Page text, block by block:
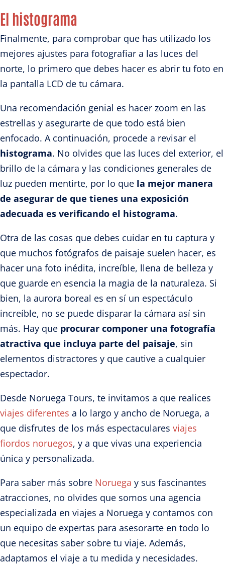
El histograma
Finalmente, para comprobar que has utilizado los
mejores ajustes para fotografiar a las luces del
norte, lo primero que debes hacer es abrir tu foto en
la pantalla LCD de tu cámara.
Una recomendación genial es hacer zoom en las
estrellas y asegurarte de que todo está bien
enfocado. A continuación, procede a revisar el
histograma. No olvides que las luces del exterior, el
brillo de la cámara y las condiciones generales de
luz pueden mentirte, por lo que la mejor manera
de asegurar de que tienes una exposición
adecuada es verificando el histograma.
Otra de las cosas que debes cuidar en tu captura y
que muchos fotógrafos de paisaje suelen hacer, es
hacer una foto inédita, increíble, llena de belleza y
que guarde en esencia la magia de la naturaleza. Si
bien, la aurora boreal es en sí un espectáculo
increíble, no se puede disparar la cámara así sin
más. Hay que procurar componer una fotografía
atractiva que incluya parte del paisaje, sin
elementos distractores y que cautive a cualquier
espectador.
Desde Noruega Tours, te invitamos a que realices
viajes diferentes a lo largo y ancho de Noruega, a
que disfrutes de los más espectaculares viajes
fiordos noruegos, y a que vivas una experiencia
única y personalizada.
Para saber más sobre Noruega y sus fascinantes
atracciones, no olvides que somos una agencia
especializada en viajes a Noruega y contamos con
un equipo de expertas para asesorarte en todo lo
que necesitas saber sobre tu viaje. Además,
adaptamos el viaje a tu medida y necesidades.